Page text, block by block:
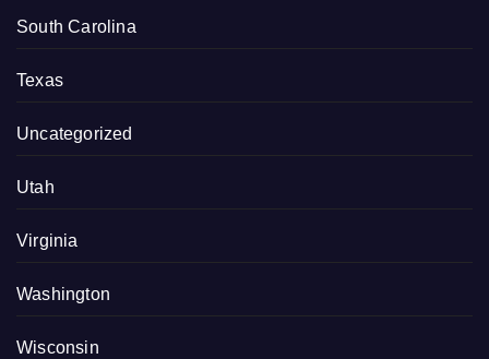
South Carolina
Texas
Uncategorized
Utah
Virginia
Washington
Wisconsin